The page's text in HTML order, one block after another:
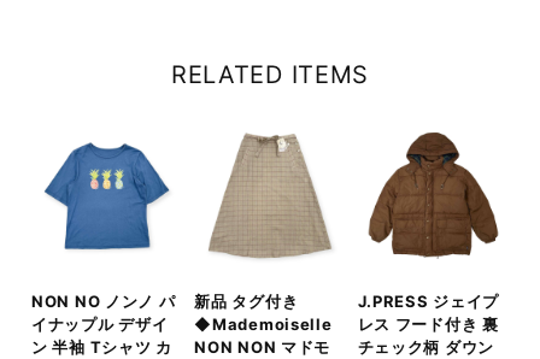
RELATED ITEMS
NON NO ノンノ パ
イナップル デザイ
ン 半袖 Tシャツ カ
新品 タグ付き
◆Mademoiselle
NON NON マドモ
J.PRESS ジェイプ
レス フード付き 裏
チェック柄 ダウン